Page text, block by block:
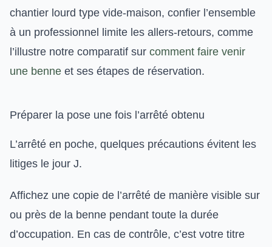
chantier lourd type vide-maison, confier l’ensemble
à un professionnel limite les allers-retours, comme
l’illustre notre comparatif sur comment faire venir
une benne et ses étapes de réservation.
Préparer la pose une fois l’arrêté obtenu
L’arrêté en poche, quelques précautions évitent les
litiges le jour J.
Affichez une copie de l’arrêté de manière visible sur
ou près de la benne pendant toute la durée
d’occupation. En cas de contrôle, c’est votre titre